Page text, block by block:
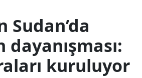
Sudan’da
dayanışması:
kuruluyor